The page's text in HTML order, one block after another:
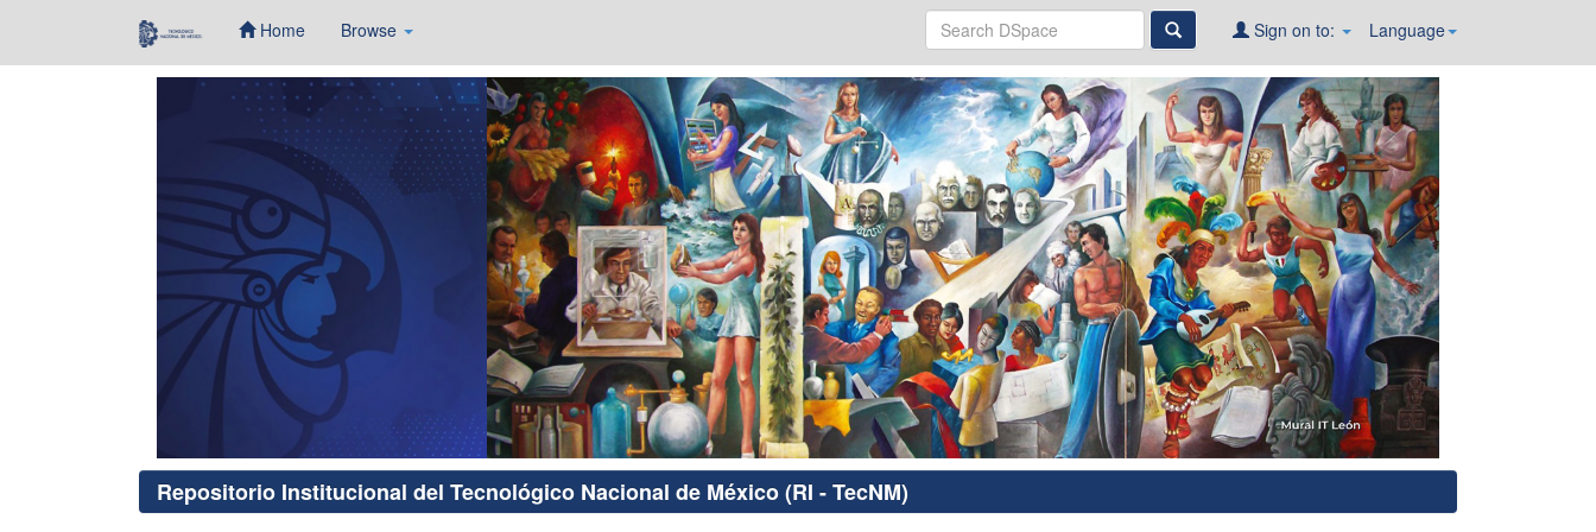
Home Browse Language
Sign on to:
Repositorio Institucional del Tecnológico Nacional de México (RI - TecNM)